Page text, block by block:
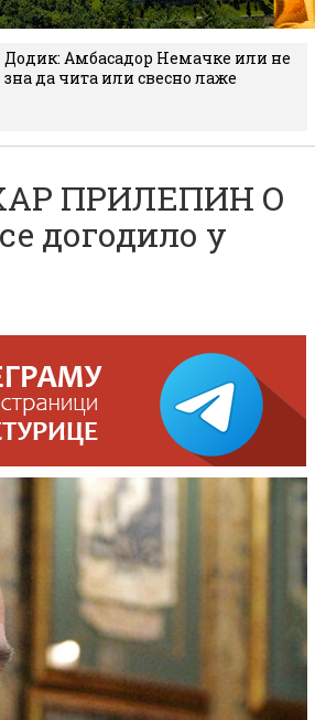
Додик: Амбасадор Немачке или не
зна да чита или свесно лаже
ПРИЛЕПИН О
догодило у